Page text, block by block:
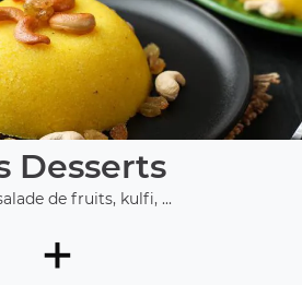
Desserts
de fruits, kulfi, ...
+